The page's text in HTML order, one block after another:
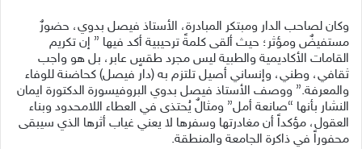
وكان لصاحب الدار ومبتكر المبادرة، الأستاذ فيصل بدوي، حضورٌ
مستفيضٌ ومؤثر؛ حيث ألقى كلمةً ترحيبية أكد فيها ” إن تكريم
القامات الأكاديمية والطبية ليس مجرد طقسٍ عابر، بل هو واجب
ثقافي، وطني، وإنساني أصيل تلتزم به (دار فيصل) كحاضنة للوفاء
والمعرفة.” ووصف الأستاذ فيصل بدوي البروفيسورة الدكتورة ايمان
النشار بأنها “صانعة أمل” ومثالٌ يُحتذى في العطاء اللامحدود وبناء
العقول، مؤكداً أن مغادرتها وسفرها لا يعني غياب أثرها الذي سيبقى
محفوراً في ذاكرة الجامعة والمنطقة.